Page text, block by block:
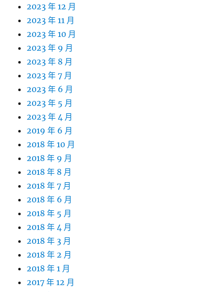
2023 年 12 月
2023 年 11 月
2023 年 10 月
2023 年 9 月
2023 年 8 月
2023 年 7 月
2023 年 6 月
2023 年 5 月
2023 年 4 月
2019 年 6 月
2018 年 10 月
2018 年 9 月
2018 年 8 月
2018 年 7 月
2018 年 6 月
2018 年 5 月
2018 年 4 月
2018 年 3 月
2018 年 2 月
2018 年 1 月
2017 年 12 月